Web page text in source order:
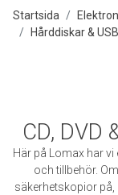
Startsida
Hårddiskar &
CD, DVD
Här på Lomax har vi
och tillbehör.
säkerhetskopior på,